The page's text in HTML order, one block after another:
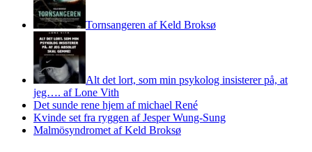
Tornsangeren af Keld Broksø
Alt det lort, som min psykolog insisterer på, at
jeg…. af Lone Vith
Det sunde rene hjem af michael René
Kvinde set fra ryggen af Jesper Wung-Sung
Malmösyndromet af Keld Broksø